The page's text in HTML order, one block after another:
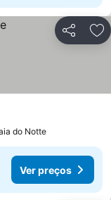
Partilhar
do Notte
Ver preços